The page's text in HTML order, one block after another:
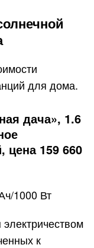
для дома.
дача», 1.6
цена 159 660
к